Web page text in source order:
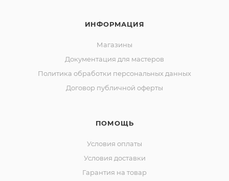
ИНФОРМАЦИЯ
Магазины
Документация для мастеров
Политика обработки персональных данных
Договор публичной оферты
ПОМОЩЬ
Условия оплаты
Условия доставки
Гарантия на товар